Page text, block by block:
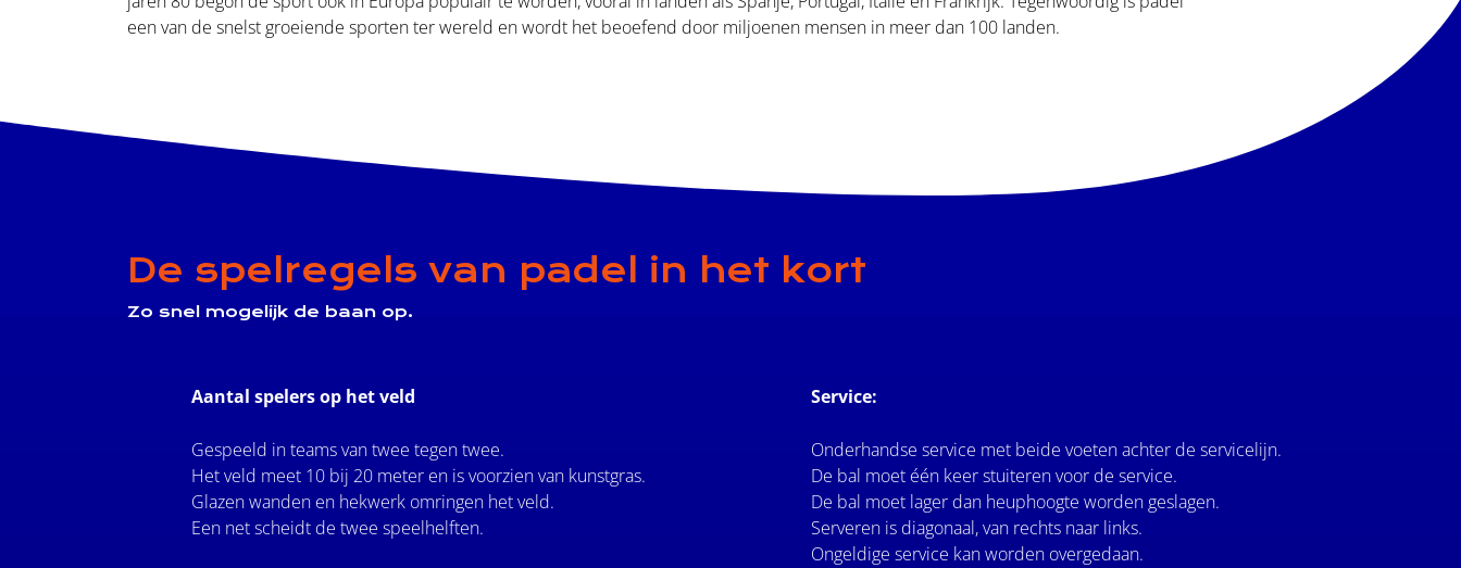
een van de snelst groeiende sporten ter wereld en wordt het beoefend door miljoenen mensen in meer dan 100 landen.
De spelregels van padel in het kort
Zo snel mogelijk de baan op.
Aantal spelers op het veld
Gespeeld in teams van twee tegen twee.
Het veld meet 10 bij 20 meter en is voorzien van kunstgras.
Glazen wanden en hekwerk omringen het veld.
Een net scheidt de twee speelhelften.
Service:
Onderhandse service met beide voeten achter de servicelijn.
De bal moet één keer stuiteren voor de service.
De bal moet lager dan heuphoogte worden geslagen.
Serveren is diagonaal, van rechts naar links.
Ongeldige service kan worden overgedaan.